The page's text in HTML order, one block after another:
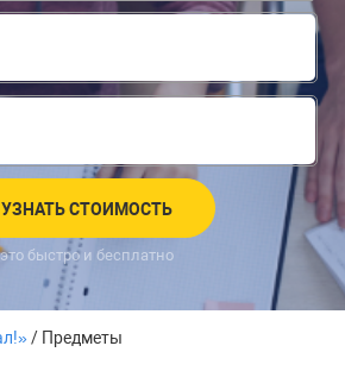
УЗНАТЬ СТОИМОСТЬ
это быстро и бесплатно
/ Предметы